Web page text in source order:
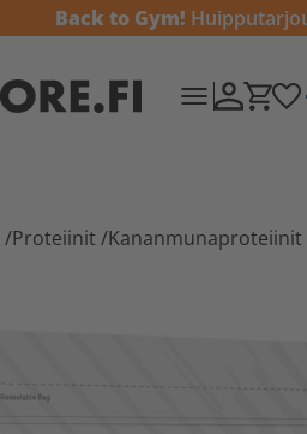
Back to Gym!
/Proteiinit /Kananmunaproteiinit